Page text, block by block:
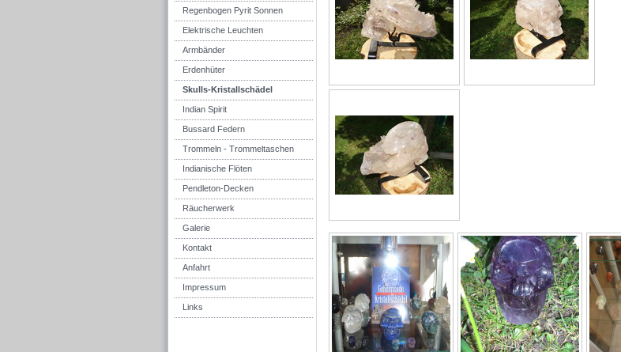
Regenbogen Pyrit Sonnen
Elektrische Leuchten
Armbänder
Erdenhüter
Skulls-Kristallschädel
Indian Spirit
Bussard Federn
Trommeln - Trommeltaschen
Indianische Flöten
Pendleton-Decken
Räucherwerk
Galerie
Kontakt
Anfahrt
Impressum
Links